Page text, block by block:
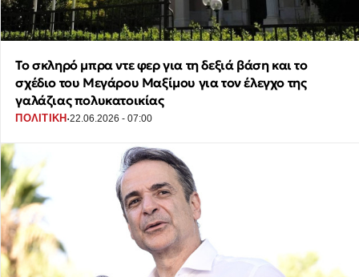
Το σκληρό μπρα ντε φερ για τη δεξιά βάση και το
σχέδιο του Μεγάρου Μαξίμου για τον έλεγχο της
γαλάζιας πολυκατοικίας
ΠΟΛΙΤΙΚΗ ·22.06.2026 - 07:00